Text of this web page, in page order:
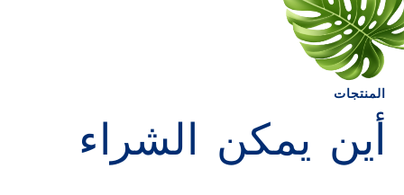
المنتجات
أين يمكن الشراء